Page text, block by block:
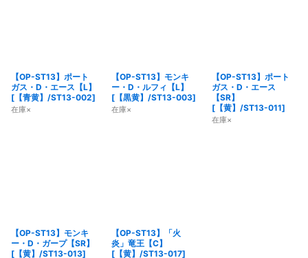
【OP-ST13】ポート
ガス・D・エース【L】
[ 【青黄】/ST13-002]
在庫×
【OP-ST13】モンキ
ー・D・ルフィ【L】
[【黒黄】/ST13-003]
在庫×
【OP-ST13】ポート
ガス・D・エース
【SR】
[【黄】/ST13-011]
在庫×
【OP-ST13】モンキ
ー・D・ガープ【SR】
[ 【黄】/ST13-013]
【OP-ST13】「火
炎」竜王【C】
[【黄】/ST13-017]